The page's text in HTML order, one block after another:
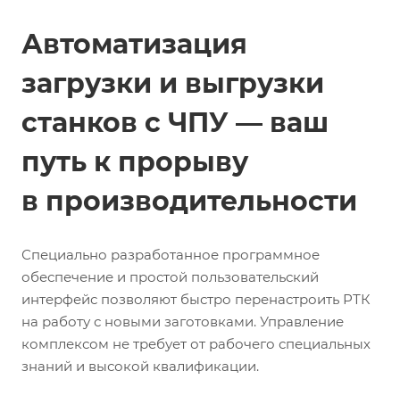
Автоматизация
загрузки и выгрузки
станков с ЧПУ — ваш
путь к прорыву
в производительности
Специально разработанное программное
обеспечение и простой пользовательский
интерфейс позволяют быстро перенастроить РТК
на работу с новыми заготовками. Управление
комплексом не требует от рабочего специальных
знаний и высокой квалификации.